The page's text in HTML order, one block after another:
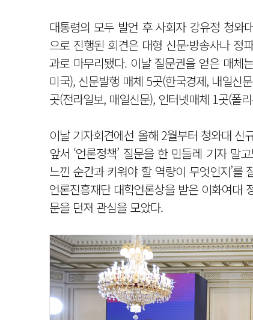
대통령의 모두 발언 후 사회자 강유정 청와
으로 진행된 회견은 대형 신문·방송사나
과로 마무리됐다. 이날 질문권을 얻은 매체
미국), 신문발행 매체 5곳(한국경제, 내일신
곳(전라일보, 매일신문), 인터넷매체 1곳(폴
이날 기자회견에선 올해 2월부터 청와대
앞서 ‘언론정책’ 질문을 한 민들레 기자 말
느낀 순간과 키워야 할 역량이 무엇인지’를
언론진흥재단 대학언론상을 받은 이화여대
문을 던져 관심을 모았다.